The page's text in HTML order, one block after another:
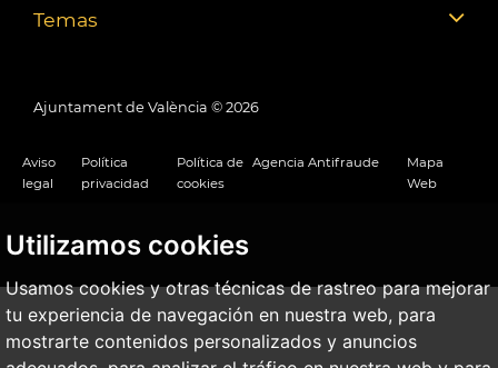
Utilizamos cookies
Usamos cookies y otras técnicas de rastreo para mejorar
tu experiencia de navegación en nuestra web, para
mostrarte contenidos personalizados y anuncios
Temas
Ajuntament de València © 2026
Aviso
legal
Política
privacidad
Política de
cookies
Agencia Antifraude
Mapa
Web